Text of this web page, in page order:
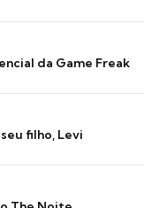
da Game Freak
filho, Levi